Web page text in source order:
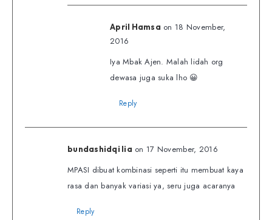
April Hamsa on 18 November,
2016
Iya Mbak Ajen. Malah lidah org
dewasa juga suka lho 😀
Reply
bundashidqi lia on 17 November, 2016
MPASI dibuat kombinasi seperti itu membuat kaya
rasa dan banyak variasi ya, seru juga acaranya
Reply